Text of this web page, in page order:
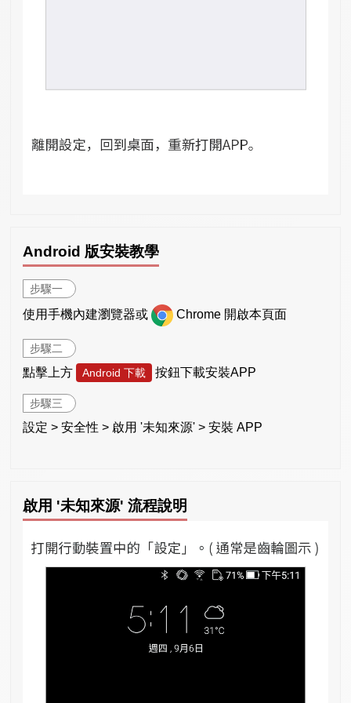
Android 版安裝教學
步驟一
使用手機內建瀏覽器或 Chrome 開啟本頁面
步驟二
點擊上方 Android 下載 按鈕下載安裝APP
步驟三
設定 > 安全性 > 啟用 '未知來源' > 安裝 APP
啟用 '未知來源' 流程說明